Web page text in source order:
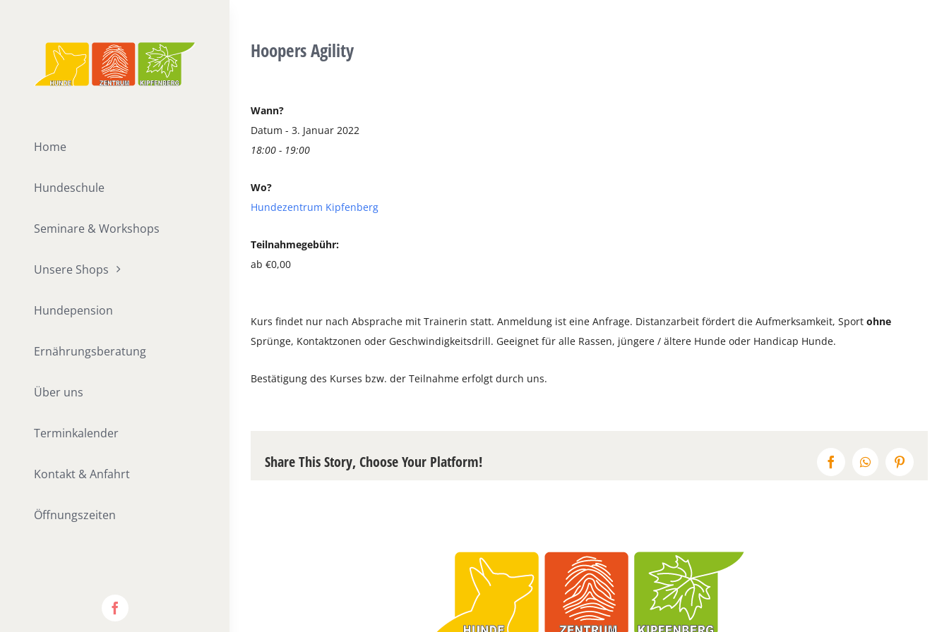
Home
Hundeschule
Seminare & Workshops
Unsere Shops
Hundepension
Ernährungsberatung
Über uns
Terminkalender
Kontakt & Anfahrt
Öffnungszeiten
Hoopers Agility
Wann?
Datum - 3. Januar 2022
18:00 - 19:00
Wo?
Hundezentrum Kipfenberg
Teilnahmegebühr:
ab €0,00
Kurs findet nur nach Absprache mit Trainerin statt. Anmeldung ist eine Anfrage. Distanzarbeit fördert die Aufmerksamkeit, Sport ohne
Sprünge, Kontaktzonen oder Geschwindigkeitsdrill. Geeignet für alle Rassen, jüngere / ältere Hunde oder Handicap Hunde.
Bestätigung des Kurses bzw. der Teilnahme erfolgt durch uns.
Share This Story, Choose Your Platform! FacebookWhatsAppPinterest